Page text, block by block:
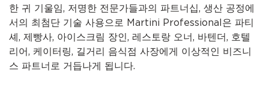
한 귀 기울임, 저명한 전문가들과의 파트너십, 생산 공정에
서의 최첨단 기술 사용으로 Martini Professional은 파티
셰, 제빵사, 아이스크림 장인, 레스토랑 오너, 바텐더, 호텔
리어, 케이터링, 길거리 음식점 사장에게 이상적인 비즈니
스 파트너로 거듭나게 됩니다.